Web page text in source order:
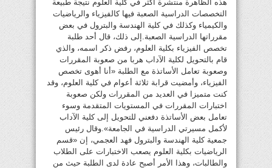
هذه الظاهرة منتشرة أكثر في كلية العلوم نتيجة طبيعة
التخصصات الدراسية الصعبة فيها كالفيزياء والرياضيات
والكيمياء وكذلك في كلية الهندسة والبترول في بعض
مقرراتها الدراسية الصعبة.إلى ذلك، قال أحد طلبة
تخصص الفيزياء بكلية العلوم، رفض ذكر اسمه، والذي
قام بالتحويل لكلية الآداب هربا من صعوبة المقررات
وصعوبة تعامل الأساتذة مع الطلبة «أنا أهوى تخصص
الفيزياء، وأمضيت قرابة ثلاثة أعوام في كلية العلوم، وقد
كنت متميزا في العديد من المقررات ولكن صعوبة
اختبارات المقررات في المستويات المتقدمة وسوء
تعامل بعض الأساتذة دفعني للتحويل إلى كلية الآداب
لأكمل مسيرتي الدراسية في الجامعة».وقال رئيس
جمعية كلية الهندسة والبترول فهد العجمي، إن «قسم
الرياضيات بكلية العلوم يصعب الاختبارات على الطلاب
والطالبات، وهذا الأمر أصبح عادة لدى الطلبة حيث من